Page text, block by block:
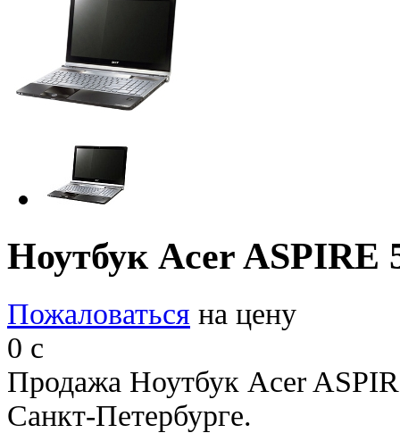
Ноутбук Acer ASPIRE
Пожаловаться на цену
0 c
Продажа Ноутбук Acer
Санкт-Петербурге.